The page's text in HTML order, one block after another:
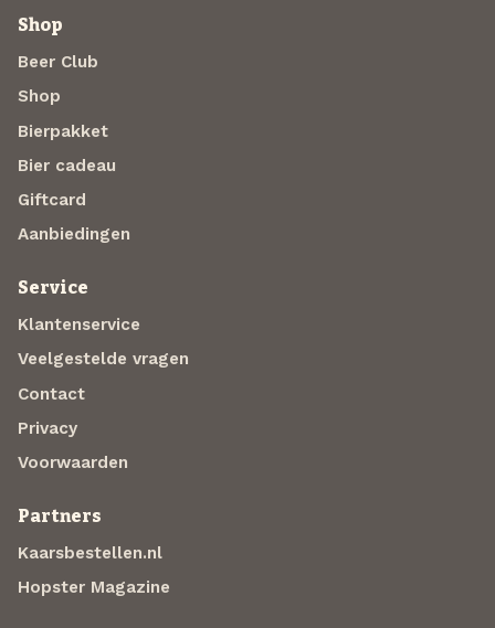
Shop
Beer Club
Shop
Bierpakket
Bier cadeau
Giftcard
Aanbiedingen
Service
Klantenservice
Veelgestelde vragen
Contact
Privacy
Voorwaarden
Partners
Kaarsbestellen.nl
Hopster Magazine